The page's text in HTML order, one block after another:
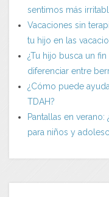
sentimos más
Vacaciones sin
tu hijo en las
¿Tu hijo busca un
diferenciar entre
¿Cómo puede
TDAH?
Pantallas en
para niños y